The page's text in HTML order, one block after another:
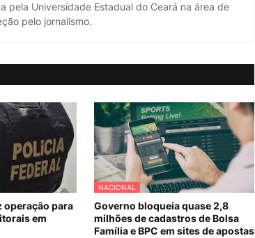
pela Universidade Estadual do Ceará na área de
pelo jornalismo.
operação para
em
NACIONAL
Governo bloqueia quase 2,8
milhões de cadastros de Bolsa
Família e BPC em sites de apostas